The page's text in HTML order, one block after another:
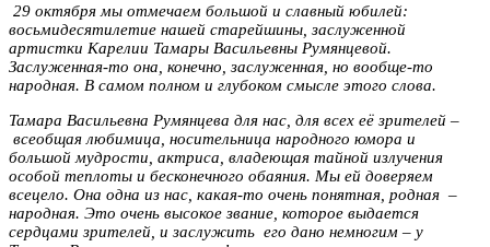
29 октября мы отмечаем большой и славный юбилей:
восьмидесятилетие нашей старейшины, заслуженной
артистки Карелии Тамары Васильевны Румянцевой.
Заслуженная-то она, конечно, заслуженная, но вообще-то
народная. В самом полном и глубоком смысле этого слова.
Тамара Васильевна Румянцева для нас, для всех её зрителей –
всеобщая любимица, носительница народного юмора и
большой мудрости, актриса, владеющая тайной излучения
особой теплоты и бесконечного обаяния. Мы ей доверяем
всецело. Она одна из нас, какая-то очень понятная, родная –
народная. Это очень высокое звание, которое выдается
сердцами зрителей, и заслужить его дано немногим – у